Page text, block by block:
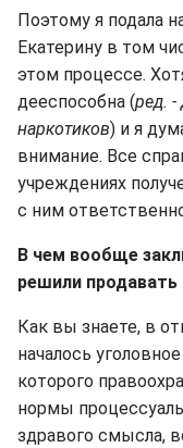
Поэтому я подала
Екатерину в том
этом процессе.
дееспособна (ред. -
наркотиков) и я
внимание. Все
учреждениях
с ним
В чем вообще
решили продавать
Как вы знаете, в
началось
которого
нормы
здравого смысла,